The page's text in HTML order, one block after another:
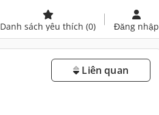
Danh sách yêu thích (0) Đăng nhập
Liên quan